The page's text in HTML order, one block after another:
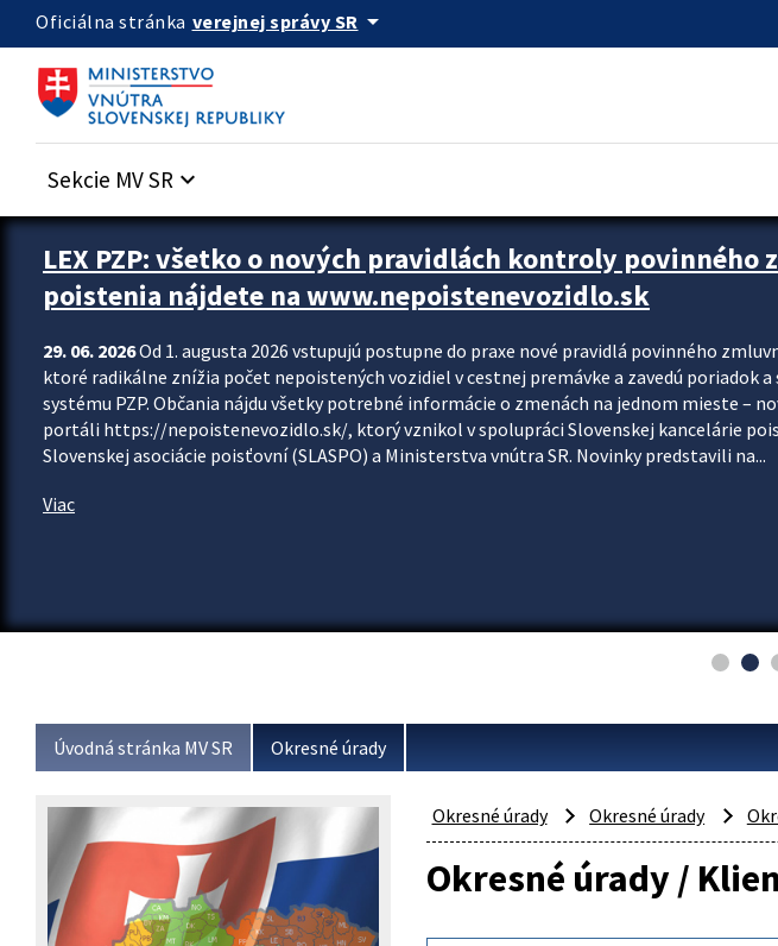
Preskocit na hlavný obsah
Oficiálna stránka verejnej správy SR arrow_drop_down
Sekcie MV SR keyboard_arrow_down
Zastavit automatický posun upútavok
LEX PZP: všetko o nových pravidlách kontroly povinného
poistenia nájdete na www.nepoistenevozidlo.sk
29. 06. 2026Od 1. augusta 2026 vstupujú postupne do praxe nové pravidlá povinného
ktoré radikálne znížia počet nepoistených vozidiel v cestnej premávke a zavedú poriadok
systému PZP. Občania nájdu všetky potrebné informácie o zmenách na jednom mieste –
portáli https://nepoistenevozidlo.sk/, ktorý vznikol v spolupráci Slovenskej kancelárie
Slovenskej asociácie poisťovní (SLASPO) a Ministerstva vnútra SR. Novinky predstavili na...
Viac
Úvodná stránka MV SR Okresné úrady
Okresné úrady Okresné úrady
Okresné úrady /